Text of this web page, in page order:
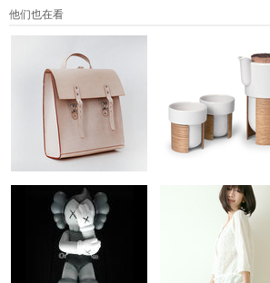
他们也在看